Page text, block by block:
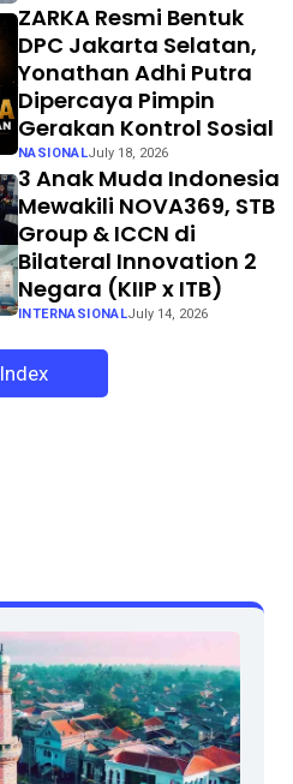
ZARKA Resmi Bentuk
DPC Jakarta Selatan,
Yonathan Adhi Putra
Dipercaya Pimpin
Gerakan Kontrol Sosial
NASIONALJuly 18, 2026
3 Anak Muda Indonesia
Mewakili NOVA369, STB
Group & ICCN di
Bilateral Innovation 2
Negara (KIIP x ITB)
INTERNASIONALJuly 14, 2026
Index